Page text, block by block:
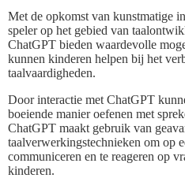
Met de opkomst van kunstmatige
speler op het gebied van
ChatGPT bieden waardevolle
kunnen kinderen helpen bij het
taalvaardigheden.
Door interactie met ChatGPT
boeiende manier oefenen met
ChatGPT maakt gebruik van
taalverwerkingstechnieken om op
communiceren en te reageren op
kinderen.